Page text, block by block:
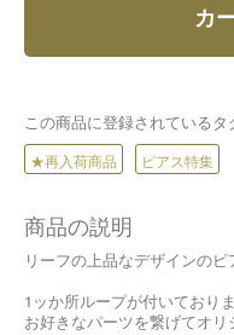
カ
この商品に登録されているタ
★再入荷商品 ピアス特集
商品の説明
リーフの上品なデザインのピ
1ッか所ループが付いておりま
お好きなパーツを繋げてオリ